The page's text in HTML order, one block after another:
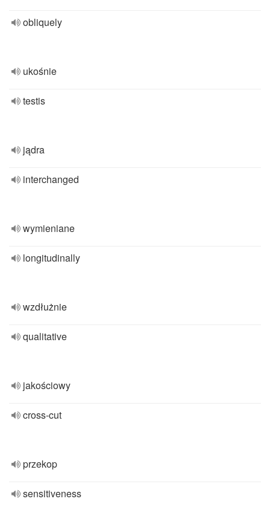
obliquely
ukośnie
testis
jądra
interchanged
wymieniane
longitudinally
wzdłużnie
qualitative
jakościowy
cross-cut
przekop
sensitiveness